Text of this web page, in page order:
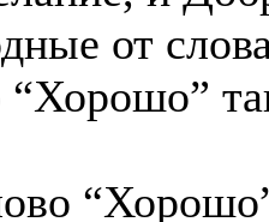
от